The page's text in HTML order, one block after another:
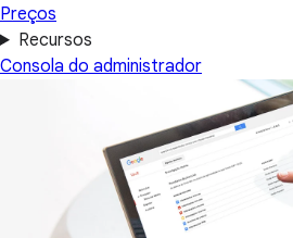
Preços
Recursos
Consola do administrador